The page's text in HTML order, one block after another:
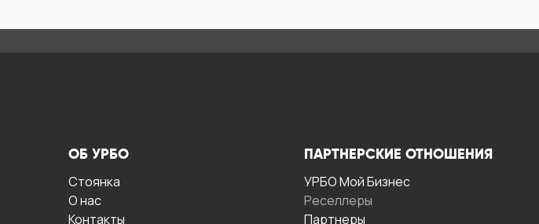
ОБ УРБО
Стоянка
О нас
Контакты
ПАРТНЕРСКИЕ ОТНОШЕНИЯ
УРБО Мой Бизнес
Реселлеры
Партнеры